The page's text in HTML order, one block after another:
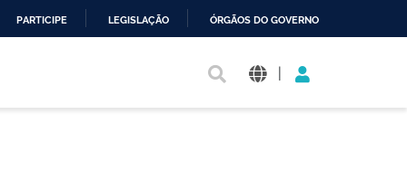
PARTICIPE LEGISLAÇÃO ÓRGÃOS DO GOVERNO
|